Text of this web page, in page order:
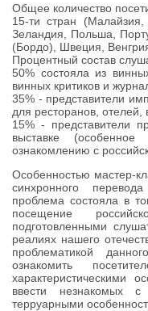
Общее количество
15-ти стран
Зеландия, Польша,
(Бордо), Швеция,
Процентный состав
50% состояла из
винных критиков и
35% - представители
для ресторанов, отелей,
15% - представители
выставке
ознакомлению с
Особенностью мастер-
синхронного
проблема состояла в
посещение
подготовленными
реалиях нашего
проблематикой
ознакомить
характеристическими
ввести незнакомых с
терруарными